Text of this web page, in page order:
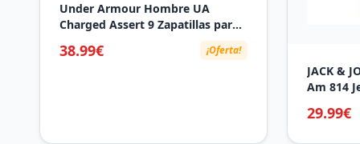
Under Armour Hombre UA
Charged Assert 9 Zapatillas para
38.99€ ¡Oferta!
JACK &
Am 814
29.99€